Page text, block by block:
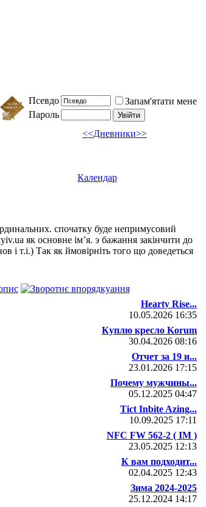
Псевдо
Запам'ятати мене
Пароль
<<Дневники>>
Календар
спочатку буде непримусовий
як основне імʼя. э бажання закінчити до
т.і.) Так як ймовірніть того що доведеться
Hearty Rise...
10.05.2026 16:35
Куплю кресло Korum
30.04.2026 08:16
Отчет за 19 и...
23.01.2026 17:15
Почему мужчины...
05.12.2025 04:47
Tict Inbite Azing...
10.09.2025 17:11
NFC FW 562-2 ( IM )
23.05.2025 12:13
К вам подходит...
02.04.2025 12:43
Зима 2024-2025
25.12.2024 14:17